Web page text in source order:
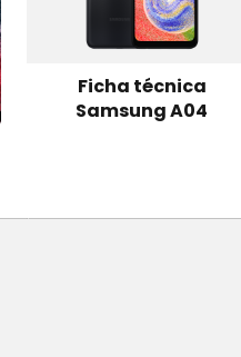
Ficha técnica
Samsung A04